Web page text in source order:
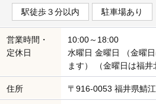
駅徒歩３分以内 駐車場あり
営業時間・
定休日
10:00～18:00
水曜日 金曜日 （金曜
ます） （金曜日は福井
住所 〒916-0053 福井県鯖